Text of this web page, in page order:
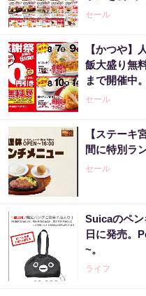
セール
【かつや】
飯大盛り無
まで開催中。
セール
【ステーキ
間に特別ラ
セール
Suicaのペ
日に発売。
~。
ライフ